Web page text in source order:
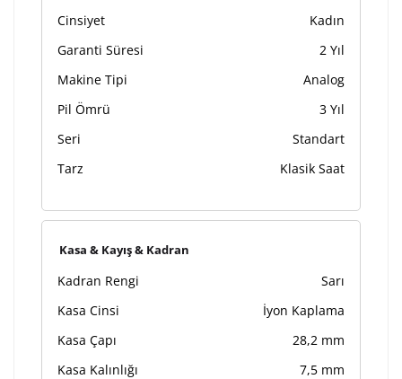
Cinsiyet
Kadın
Garanti Süresi
2 Yıl
Makine Tipi
Analog
Pil Ömrü
3 Yıl
Seri
Standart
Tarz
Klasik Saat
Kasa & Kayış & Kadran
Kadran Rengi
Sarı
Kasa Cinsi
İyon Kaplama
Kasa Çapı
28,2 mm
Kasa Kalınlığı
7,5 mm